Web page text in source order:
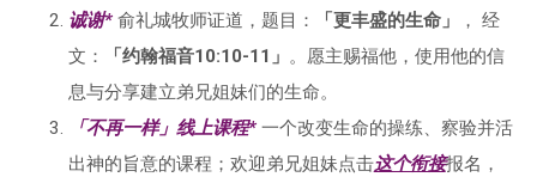
诚谢*俞礼城牧师证道，题目： 「更丰盛的生命」
， 经
文：
「约翰福音10:10-11 」 。愿主赐福他，使用他的信
息与分享建立弟兄姐妹们的生命。
「不再一样」线上课程*一个改变生命的操练、察验并活
出神的旨意的课程；欢迎弟兄姐妹点击这个衔接报名，